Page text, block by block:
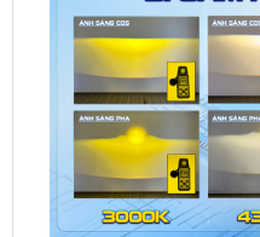
Hình ảnh ánh sáng